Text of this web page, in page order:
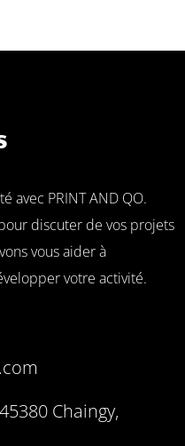
avec PRINT AND QO.
discuter de vos projets
vous aider à
votre activité.
Chaingy,